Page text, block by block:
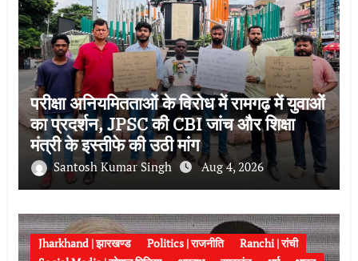
परीक्षा अनियमितताओं के विरोध में रामगढ़ में युवाओं
का प्रदर्शन, JPSC की CBI जांच और शिक्षा
मंत्री के इस्तीफे की उठी मांग
Santosh Kumar Singh Aug 4, 2026
Jharkhand | झारखण्ड Politics | राजनीति
Ranchi | रांची